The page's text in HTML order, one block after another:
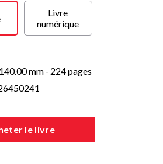
Livre
numérique
140.00 mm- 224 pages
le livre